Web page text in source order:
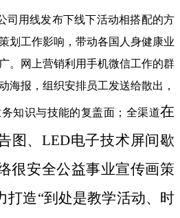
司用线发布下线下活动相搭配的方
划工作影响，带动各国人身健康业
。网上营销利用手机微信工作的群
海报，组织安排员工发送给散出，
知识与技能的复盖面；全渠道在
图、LED电子技术屏间歇
很安全公益事业宣传画策
打造“到处是教学活动、时